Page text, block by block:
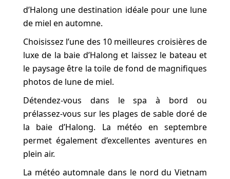
d’Halong une destination idéale pour une lune
de miel en automne.
Choisissez l’une des 10 meilleures croisières de
luxe de la baie d’Halong et laissez le bateau et
le paysage être la toile de fond de magnifiques
photos de lune de miel.
Détendez-vous dans le spa à bord ou
prélassez-vous sur les plages de sable doré de
la baie d’Halong. La météo en septembre
permet également d’excellentes aventures en
plein air.
La météo automnale dans le nord du Vietnam